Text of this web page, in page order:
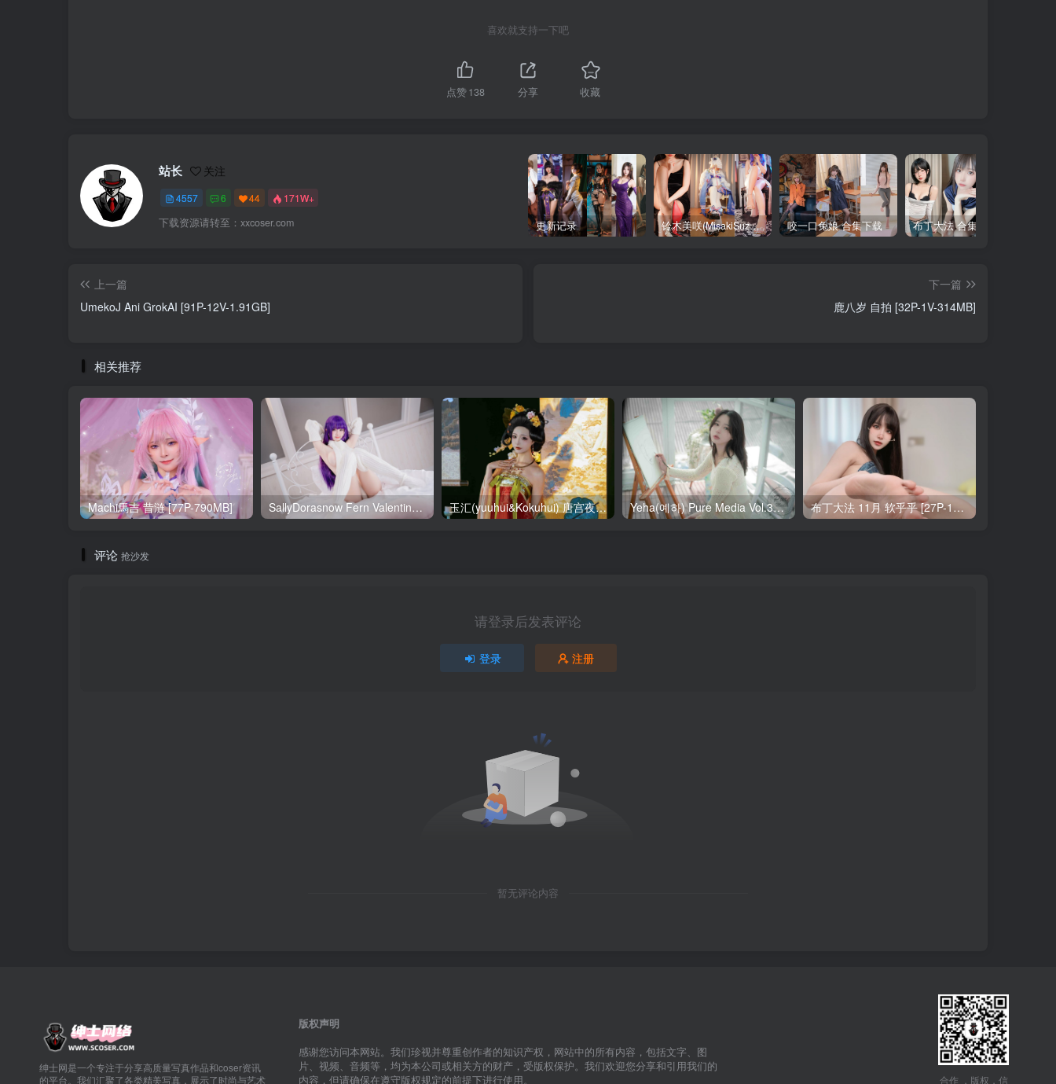
喜欢就支持一下吧
点赞138 分享 收藏
站长 关注
4557 6 44 171W+
下载资源请转至：xxcoser.com 更新记录 铃木美咲(MisakiSuzuki) 合集下载 咬一口兔娘 合集下载 布丁大法 合集下载
上一篇
UmekoJ Ani GrokAI [91P-12V-1.91GB]
下一篇
鹿八岁 自拍 [32P-1V-314MB]
相关推荐
Machi馬吉 昔涟 [77P-790MB] SallyDorasnow Fern Valentine [50P-353MB] 玉汇(yuuhui&Kokuhui) 唐宫夜宴 [136P-1.47GB] Yeha(예하) Pure Media Vol.321 Your Majesty [119P-145MB] 布丁大法 11月 软乎乎 [27P-1V-121MB]
评论 抢沙发
请登录后发表评论
登录 注册
暂无评论内容
绅士网是一个专注于分享高质量写真作品和coser资讯
的平台。我们汇聚了各类精美写真，展示了时尚与艺术
版权声明
感谢您访问本网站。我们珍视并尊重创作者的知识产权，网站中的所有内容，包括文字、图
片、视频、音频等，均为本公司或相关方的财产，受版权保护。我们欢迎您分享和引用我们的
内容，但请确保在遵守版权规定的前提下进行使用。
合作 ，版权，信